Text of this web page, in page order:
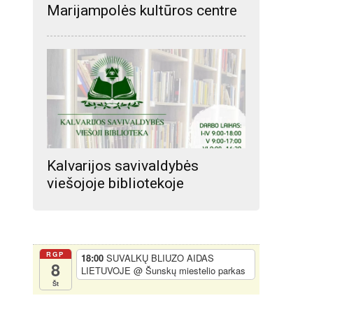
Marijampolės kultūros centre
Kalvarijos savivaldybės
viešojoje bibliotekoje
RGP
8
Št
18:00 SUVALKŲ BLIUZO AIDAS
LIETUVOJE @ Šunskų miestelio parkas